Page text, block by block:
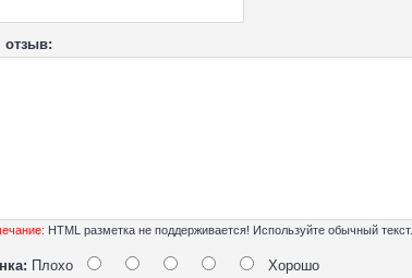
отзыв:
HTML разметка не поддерживается! Используйте обычный текст.
Плохо
Хорошо